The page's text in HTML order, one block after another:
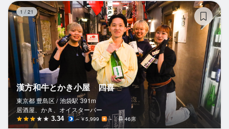
1 / 21
漢方和牛とかき小屋 四喜
東京都 豊島区 / 池袋駅 391m
居酒屋、かき、オイスターバー
3.34 ～￥5,999 － 46席